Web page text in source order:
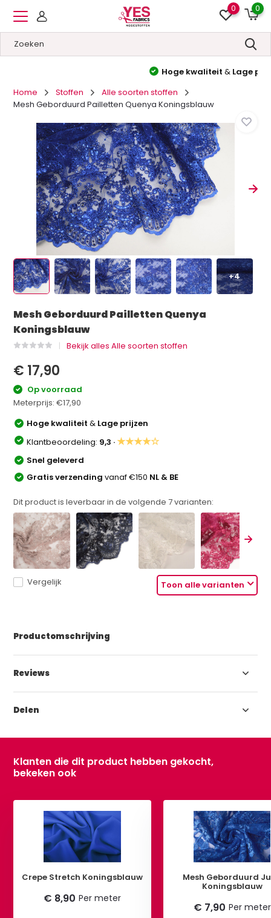
0 0
&Lage prijzen
Home
Stoffen
Alle soorten stoffen
Mesh Geborduurd Pailletten Quenya Koningsblauw
+4
Mesh Geborduurd Pailletten Quenya
Koningsblauw
Bekijk alles Alle soorten stoffen
€ 17,90
Op voorraad
Meterprijs:€17,90
Hoge kwaliteit& Lage prijzen
Klantbeoordeling: 9,3 ·★★★★☆
Snel geleverd
Gratis verzendingvanaf €150 NL & BE
Dit product is leverbaar in de volgende7varianten:
Toon alle varianten
Vergelijk
Productomschrijving
Reviews
Delen
Klanten die dit product hebben gekocht,
bekeken ook
Crepe Stretch Koningsblauw
€ 8,90 Per meter
Mesh Geborduurd
Koningsblauw
€ 7,90 Per meter